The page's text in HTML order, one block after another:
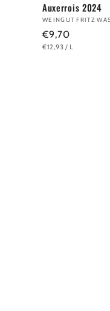
Auxerrois 2024
Anbieter:
WEINGUT FRITZ
Normaler
Preis
€9,70
GRUNDPREIS
€12,93 / PRO
L